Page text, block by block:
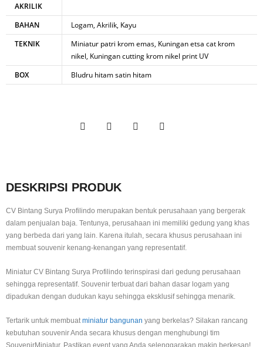
AKRILIK
BAHAN
Logam, Akrilik, Kayu
TEKNIK
Miniatur patri krom emas, Kuningan etsa cat krom
nikel, Kuningan cutting krom nikel print UV
BOX
Bludru hitam satin hitam
DESKRIPSI PRODUK
CV Bintang Surya Profilindo merupakan bentuk perusahaan yang bergerak
dalam penjualan baja. Tentunya, perusahaan ini memiliki gedung yang khas
yang berbeda dari yang lain. Karena itulah, secara khusus perusahaan ini
membuat souvenir kenang-kenangan yang representatif.
Miniatur CV Bintang Surya Profilindo terinspirasi dari gedung perusahaan
sehingga representatif. Souvenir terbuat dari bahan dasar logam yang
dipadukan dengan dudukan kayu sehingga eksklusif sehingga menarik.
Tertarik untuk membuat miniatur bangunan yang berkelas? Silakan rancang
kebutuhan souvenir Anda secara khusus dengan menghubungi tim
SouvenirMiniatur. Pastikan event yang Anda selenggarakan makin berkesan!